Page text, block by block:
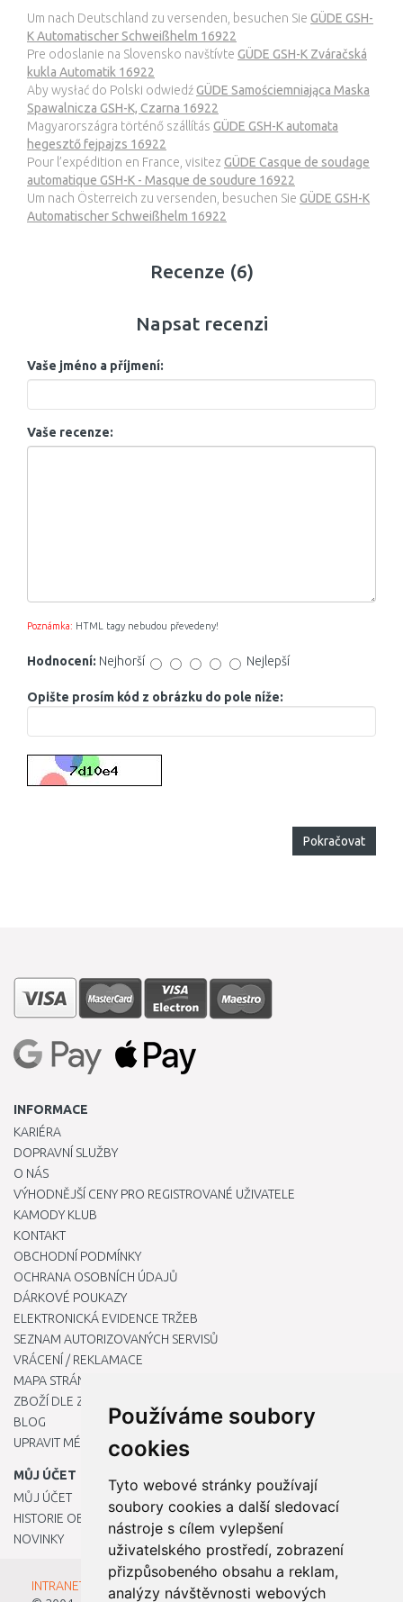
Používáme soubory
cookies
Tyto webové stránky používají
soubory cookies a další sledovací
nástroje s cílem vylepšení
uživatelského prostředí, zobrazení
přizpůsobeného obsahu a reklam,
analýzy návštěvnosti webových
Um nach Deutschland zu versenden, besuchen Sie GÜDE GSH-
K Automatischer Schweißhelm 16922
Pre odoslanie na Slovensko navštívte GÜDE GSH-K Zváračská
kukla Automatik 16922
Aby wysłać do Polski odwiedźGÜDE Samościemniająca Maska
Spawalnicza GSH-K, Czarna 16922
Magyarországra történő szállítás GÜDE GSH-K automata
hegesztő fejpajzs 16922
Pour l’expédition en France, visitez GÜDE Casque de soudage
automatique GSH-K - Masque de soudure 16922
Um nach Österreich zu versenden, besuchen Sie GÜDE GSH-K
Automatischer Schweißhelm 16922
Recenze (6)
Napsat recenzi
Vaše jméno a příjmení:
Vaše recenze:
Poznámka: HTML tagy nebudou převedeny!
Hodnocení: Nejhorší Nejlepší
Opište prosím kód z obrázku do pole níže:
Pokračovat
INFORMACE
KARIÉRA
DOPRAVNÍ SLUŽBY
O NÁS
VÝHODNĚJŠÍ CENY PRO REGISTROVANÉ UŽIVATELE
KAMODY KLUB
KONTAKT
OBCHODNÍ PODMÍNKY
OCHRANA OSOBNÍCH ÚDAJŮ
DÁRKOVÉ POUKAZY
ELEKTRONICKÁ EVIDENCE TRŽEB
SEZNAM AUTORIZOVANÝCH SERVISŮ
VRÁCENÍ / REKLAMACE
MAPA STRÁNKY
ZBOŽÍ DLE ZNAČEK
BLOG
UPRAVIT MÉ PŘEDVOLBY COOKIES
MŮJ ÚČET
MŮJ ÚČET
HISTORIE OBJEDNÁVEK
NOVINKY
INTRANET - Přihlášení pro zaměstnance